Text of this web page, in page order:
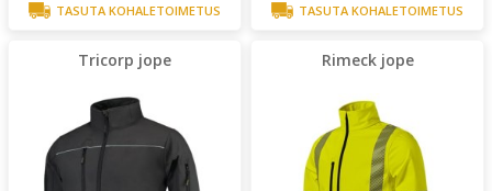
TASUTA KOHALETOIMETUS TASUTA KOHALETOIMETUS
Tricorp jope Rimeck jope